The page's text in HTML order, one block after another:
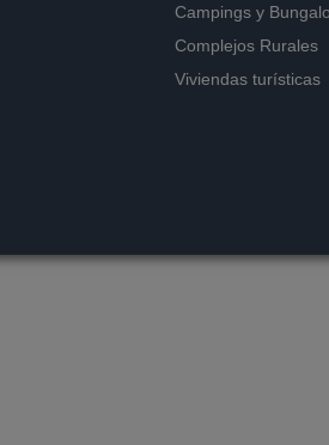
Campings y
Complejos Rurales
Viviendas turísticas